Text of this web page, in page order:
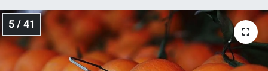
5 / 41